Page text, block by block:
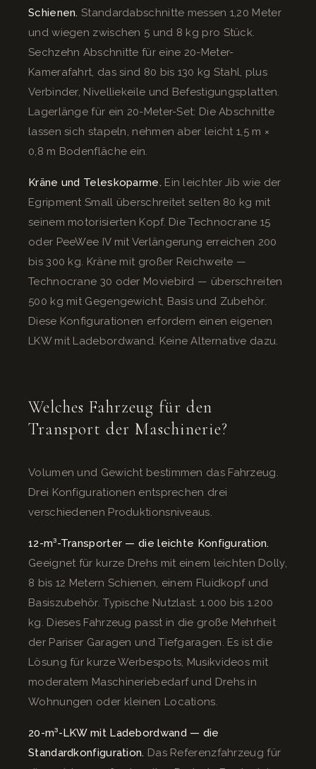
Schienen. Standardabschnitte messen 1,20 Meter
und wiegen zwischen 5 und 8 kg pro Stück.
Sechzehn Abschnitte für eine 20-Meter-
Kamerafahrt, das sind 80 bis 130 kg Stahl, plus
Verbinder, Nivelliekeile und Befestigungsplatten.
Lagerlänge für ein 20-Meter-Set: Die Abschnitte
lassen sich stapeln, nehmen aber leicht 1,5 m ×
0,8 m Bodenfläche ein.
Kräne und Teleskoparme. Ein leichter Jib wie der
Egripment Small überschreitet selten 80 kg mit
seinem motorisierten Kopf. Die Technocrane 15
oder PeeWee IV mit Verlängerung erreichen 200
bis 300 kg. Kräne mit großer Reichweite —
Technocrane 30 oder Moviebird — überschreiten
500 kg mit Gegengewicht, Basis und Zubehör.
Diese Konfigurationen erfordern einen eigenen
LKW mit Ladebordwand. Keine Alternative dazu.
Welches Fahrzeug für den
Transport der Maschinerie?
Volumen und Gewicht bestimmen das Fahrzeug.
Drei Konfigurationen entsprechen drei
verschiedenen Produktionsniveaus.
12-m³-Transporter — die leichte Konfiguration.
Geeignet für kurze Drehs mit einem leichten Dolly,
8 bis 12 Metern Schienen, einem Fluidkopf und
Basiszubehör. Typische Nutzlast: 1.000 bis 1.200
kg. Dieses Fahrzeug passt in die große Mehrheit
der Pariser Garagen und Tiefgaragen. Es ist die
Lösung für kurze Werbespots, Musikvideos mit
moderatem Maschineriebedarf und Drehs in
Wohnungen oder kleinen Locations.
20-m³-LKW mit Ladebordwand — die
Standardkonfiguration. Das Referenzfahrzeug für